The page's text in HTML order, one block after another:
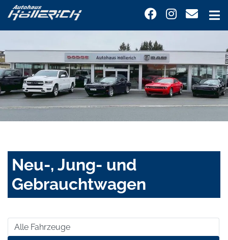
Neu-, Jung- und
Gebrauchtwagen
Alle Fahrzeuge